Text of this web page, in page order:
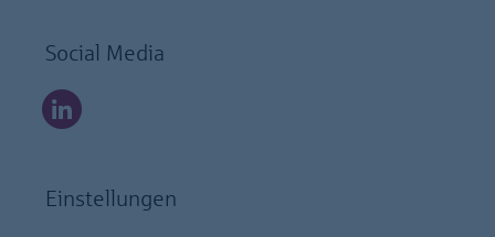
Social Media
Einstellungen